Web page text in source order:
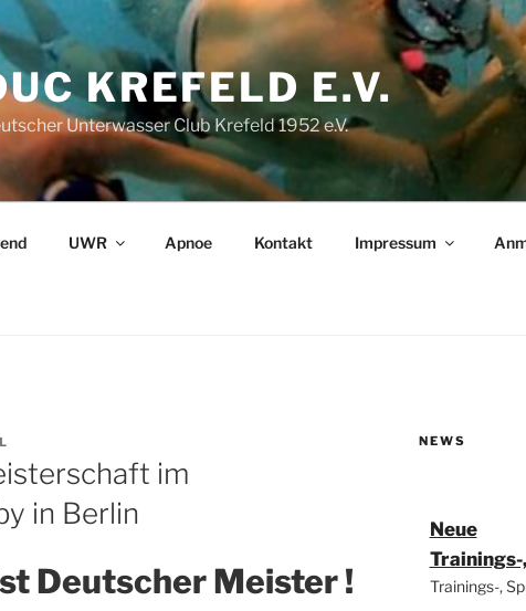
KREFELD E.V.
Unterwasser Club Krefeld 1952 e.V.
UWR Apnoe Kontakt Impressum
im
in Berlin
Deutscher Meister !
NEWS
Neue
Trainings-,